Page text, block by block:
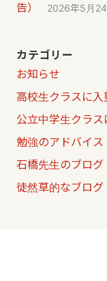
告）
2026年5月
カテゴリー
お知らせ
高校生クラスに
公立中学生クラ
勉強のアドバイス
石橋先生のブログ
徒然草的なブログ